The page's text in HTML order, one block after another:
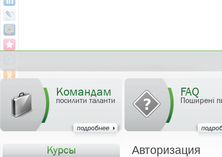
Командам
посилити таланти
FAQ
Поширені
Авторизация